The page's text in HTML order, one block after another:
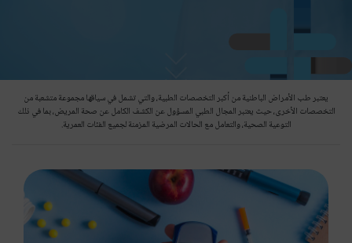
يعتبر طب الأمراض الباطنية من أكبر التخصصات الطبية، والتي تشمل في سياقها مجموعة متشعبة من
التخصصات الأخرى، حيث يعتبر المجال الطبي المسؤول عن الكشف الكامل عن صحة المريض، بما في ذلك
التوعية الصحية، والتعامل مع الحالات المرضية المزمنة لجميع الفئات العمرية.